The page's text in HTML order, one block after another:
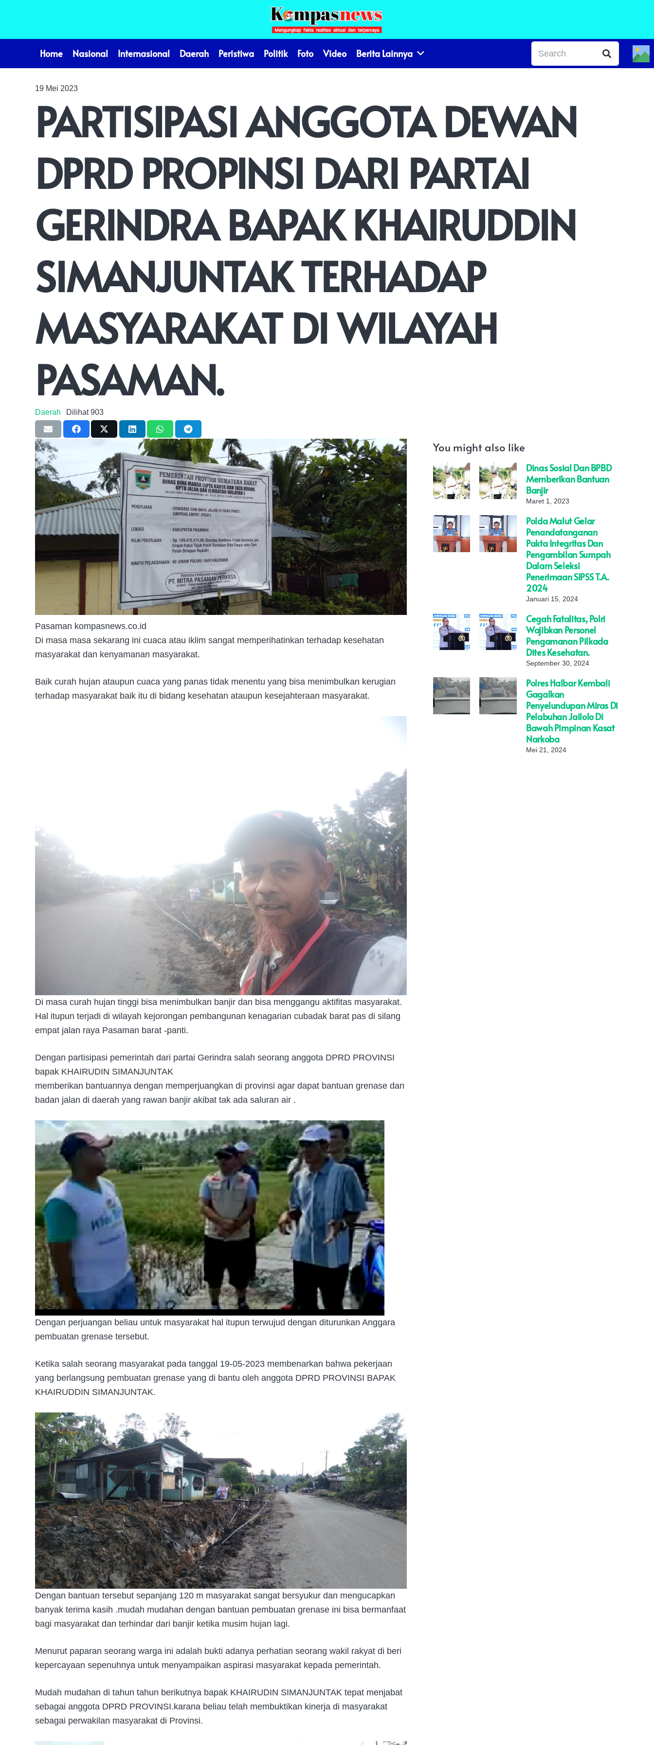
Home Nasional Internasional Daerah Peristiwa Politik Foto Video Berita Lainnya
19 Mei 2023
PARTISIPASI ANGGOTA DEWAN
DPRD PROPINSI DARI PARTAI
GERINDRA BAPAK KHAIRUDDIN
SIMANJUNTAK TERHADAP
MASYARAKAT DI WILAYAH
PASAMAN.
Daerah Dilihat903
Pasaman kompasnews.co.id
Di masa masa sekarang ini cuaca atau iklim sangat memperihatinkan terhadap kesehatan
masyarakat dan kenyamanan masyarakat.
Baik curah hujan ataupun cuaca yang panas tidak menentu yang bisa menimbulkan kerugian
terhadap masyarakat baik itu di bidang kesehatan ataupun kesejahteraan masyarakat.
Di masa curah hujan tinggi bisa menimbulkan banjir dan bisa menggangu aktifitas masyarakat.
Hal itupun terjadi di wilayah kejorongan pembangunan kenagarian cubadak barat pas di silang
empat jalan raya Pasaman barat -panti.
Dengan partisipasi pemerintah dari partai Gerindra salah seorang anggota DPRD PROVINSI
bapak KHAIRUDIN SIMANJUNTAK
memberikan bantuannya dengan memperjuangkan di provinsi agar dapat bantuan grenase dan
badan jalan di daerah yang rawan banjir akibat tak ada saluran air .
Dengan perjuangan beliau untuk masyarakat hal itupun terwujud dengan diturunkan Anggara
pembuatan grenase tersebut.
Ketika salah seorang masyarakat pada tanggal 19-05-2023 membenarkan bahwa pekerjaan
yang berlangsung pembuatan grenase yang di bantu oleh anggota DPRD PROVINSI BAPAK
KHAIRUDDIN SIMANJUNTAK.
Dengan bantuan tersebut sepanjang 120 m masyarakat sangat bersyukur dan mengucapkan
banyak terima kasih .mudah mudahan dengan bantuan pembuatan grenase ini bisa bermanfaat
bagi masyarakat dan terhindar dari banjir ketika musim hujan lagi.
Menurut paparan seorang warga ini adalah bukti adanya perhatian seorang wakil rakyat di beri
kepercayaan sepenuhnya untuk menyampaikan aspirasi masyarakat kepada pemerintah.
Mudah mudahan di tahun tahun berikutnya bapak KHAIRUDIN SIMANJUNTAK tepat menjabat
sebagai anggota DPRD PROVINSI.karana beliau telah membuktikan kinerja di masyarakat
sebagai perwakilan masyarakat di Provinsi.
You might also like
Dinas Sosial Dan BPBD
Memberikan Bantuan
Banjir
Maret 1, 2023
Polda Malut Gelar
Penandatanganan
Pakta Integritas Dan
Pengambilan Sumpah
Dalam Seleksi
Penerimaan SIPSS T.A.
2024
Januari 15, 2024
Cegah Fatalitas, Polri
Wajibkan Personel
Pengamanan Pilkada
Dites Kesehatan.
September 30, 2024
Polres Halbar Kembali
Gagalkan
Penyelundupan Miras Di
Pelabuhan Jailolo Di
Bawah Pimpinan Kasat
Narkoba
Mei 21, 2024